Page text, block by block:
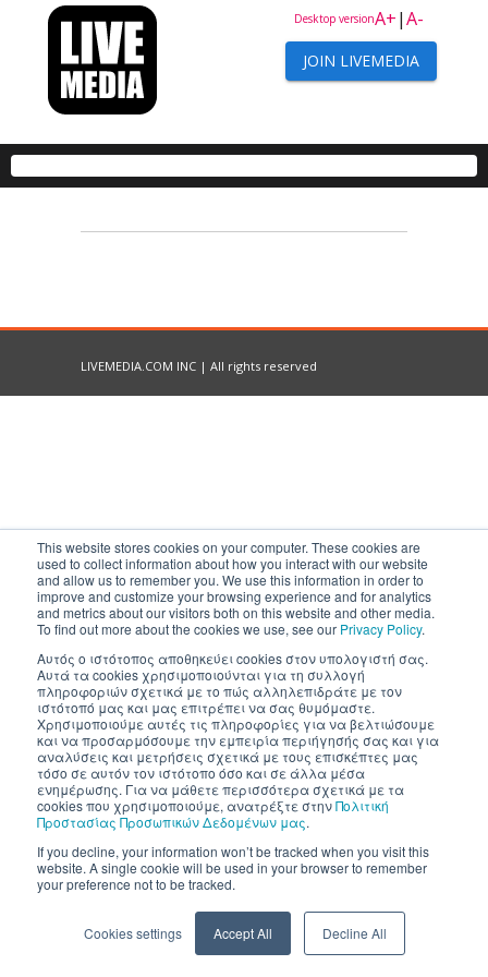
This website stores cookies on your computer. These cookies are
used to collect information about how you interact with our website
and allow us to remember you. We use this information in order to
improve and customize your browsing experience and for analytics
and metrics about our visitors both on this website and other media.
To find out more about the cookies we use, see our Privacy Policy.
Αυτός ο ιστότοπος αποθηκεύει cookies στον υπολογιστή σας.
Αυτά τα cookies χρησιμοποιούνται για τη συλλογή
πληροφοριών σχετικά με το πώς αλληλεπιδράτε με τον
ιστότοπό μας και μας επιτρέπει να σας θυμόμαστε.
Χρησιμοποιούμε αυτές τις πληροφορίες για να βελτιώσουμε
και να προσαρμόσουμε την εμπειρία περιήγησής σας και για
αναλύσεις και μετρήσεις σχετικά με τους επισκέπτες μας
τόσο σε αυτόν τον ιστότοπο όσο και σε άλλα μέσα
ενημέρωσης. Για να μάθετε περισσότερα σχετικά με τα
cookies που χρησιμοποιούμε, ανατρέξτε στηνΠολιτική
Προστασίας Προσωπικών Δεδομένων μας.
If you decline, your information won’t be tracked when you visit this
website. A single cookie will be used in your browser to remember
your preference not to be tracked.
Cookies settings Accept All Decline All
A+|A-
Desktop version
JOIN LIVEMEDIA
LIVEMEDIA.COM INC | All rights reserved